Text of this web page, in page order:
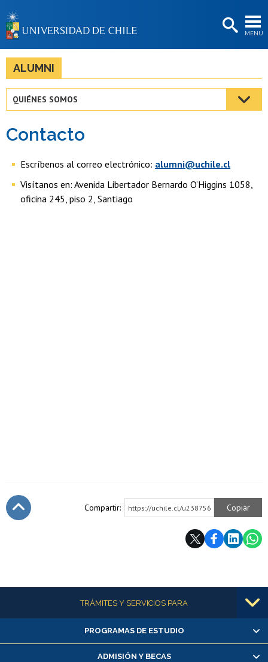
MENÚ
BIBLIOTECAS
Estudiantes
Funcionarias/os
Egresadas/os
ALUMNI
QUIÉNES SOMOS
Contacto
Escríbenos al correo electrónico: alumni@uchile.cl
Visítanos en: Avenida Libertador Bernardo O’Higgins 1058,
oficina 245, piso 2, Santiago
Compartir: https://uchile.cl/u238756 Copiar
Más informaciónTRÁMITES Y SERVICIOS PARA
Alumnas/os y exalumnas/os
Matrícula en línea
PROGRAMAS DE ESTUDIO
ADMISIÓN Y BECAS